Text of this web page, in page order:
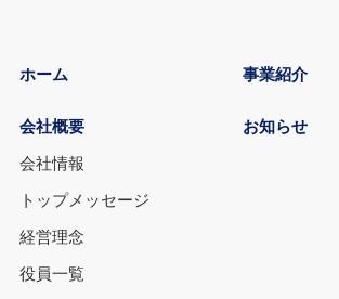
ホーム
会社概要
会社情報
トップメッセージ
経営理念
役員一覧
事業紹介
お知らせ